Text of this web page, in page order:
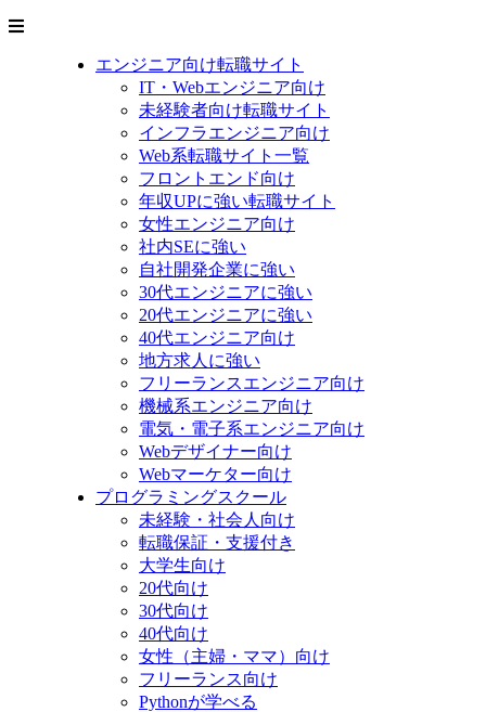
エンジニア向け転職サイト
IT・Webエンジニア向け
未経験者向け転職サイト
インフラエンジニア向け
Web系転職サイト一覧
フロントエンド向け
年収UPに強い転職サイト
女性エンジニア向け
社内SEに強い
自社開発企業に強い
30代エンジニアに強い
20代エンジニアに強い
40代エンジニア向け
地方求人に強い
フリーランスエンジニア向け
機械系エンジニア向け
電気・電子系エンジニア向け
Webデザイナー向け
Webマーケター向け
プログラミングスクール
未経験・社会人向け
転職保証・支援付き
大学生向け
20代向け
30代向け
40代向け
女性（主婦・ママ）向け
フリーランス向け
Pythonが学べる